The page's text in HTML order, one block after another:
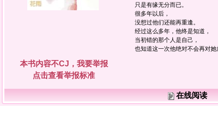
只是有缘无分而已。
很多年以后，
没想过他们还能再重逢。
经过这么多年，他终是知道，
当初错的那个人是自己，
也知道这一次他绝对不会再对她
本书内容不CJ，我要举报
点击查看举报标准
在线阅读